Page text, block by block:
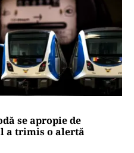
se apropie de
a trimis o alertă